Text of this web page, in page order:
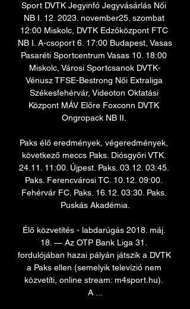
Sport DVTK Jegyinfó Jegyvásárlás Női
NB I. 12. 2023. november25. szombat
12:00 Miskolc, DVTK Edzőközpont FTC
NB I. A-csoport 6. 17:00 Budapest, Vasas
Pasaréti Sportcentrum Vasas 10. 18:00
Miskolc, Városi Sportcsanok DVTK-
Vénusz TFSE-Bestrong Női Extraliga
Székesfehérvár, Videoton Oktatási
Központ MÁV Előre Foxconn DVTK
Ongropack NB II.
Paks élő eredmények, végeredmények,
következő meccs Paks. Diósgyőri VTK.
24.11. 11:00. Újpest. Paks. 03.12. 03:45.
Paks. Ferencvárosi TC. 10.12. 09:00.
Fehérvár FC. Paks. 16.12. 03:30. Paks.
Puskás Akadémia.
Élő közvetítés - labdarúgás 2018. máj.
18. — Az OTP Bank Liga 31.
fordulójában hazai pályán játszik a DVTK
a Paks ellen (semelyik televízió nem
közvetíti, online stream: m4sport.hu).
A ...